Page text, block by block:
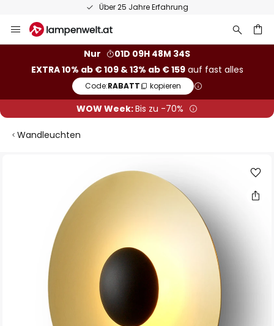
Über 25 Jahre Erfahrung
Inhalt
Nur
01D 09H 48M 33S
EXTRA 10% ab € 109 & 13% ab € 159auf fast alles
Code:RABATT kopieren
WOW Week:Bis zu -70%
Wandleuchten